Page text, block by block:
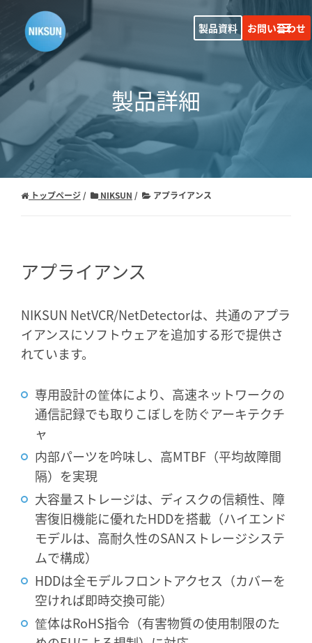
製品資料 お問い合わせ
製品詳細
トップページ NIKSUN アプライアンス
アプライアンス
NIKSUN NetVCR/NetDetectorは、共通のアプラ
イアンスにソフトウェアを追加する形で提供さ
れています。
専用設計の筐体により、高速ネットワークの
通信記録でも取りこぼしを防ぐアーキテクチ
ャ
内部パーツを吟味し、高MTBF（平均故障間
隔）を実現
大容量ストレージは、ディスクの信頼性、障
害復旧機能に優れたHDDを搭載（ハイエンド
モデルは、高耐久性のSANストレージシステ
ムで構成）
HDDは全モデルフロントアクセス（カバーを
空ければ即時交換可能）
筐体はRoHS指令（有害物質の使用制限のた